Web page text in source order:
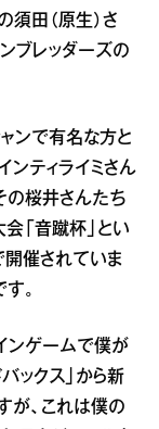
田（原生）さ
ブレッダーズの
ンで有名な方と
ンティライミさん
の桜井さんたち
「音蹴杯」とい
開催されていま
。
ンゲームで僕が
ックス」から新
が、これは僕の